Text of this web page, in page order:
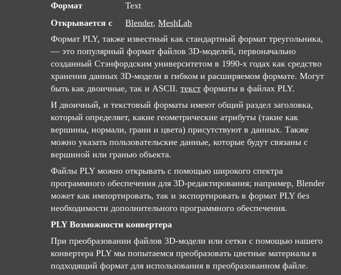
Формат
Text
Открывается с
Blender, MeshLab
Формат PLY, также известный как стандартный формат треугольника,
— это популярный формат файлов 3D-моделей, первоначально
созданный Стэнфордским университетом в 1990-х годах как средство
хранения данных 3D-модели в гибком и расширяемом формате. Могут
быть как двоичные, так и ASCII. текст форматы в файлах PLY.
И двоичный, и текстовый форматы имеют общий раздел заголовка,
который определяет, какие геометрические атрибуты (такие как
вершины, нормали, грани и цвета) присутствуют в данных. Также
можно указать пользовательские данные, которые будут связаны с
вершиной или гранью объекта.
Файлы PLY можно открывать с помощью широкого спектра
программного обеспечения для 3D-редактирования; например, Blender
может как импортировать, так и экспортировать в формат PLY без
необходимости дополнительного программного обеспечения.
PLY Возможности конвертера
При преобразовании файлов 3D-модели или сетки с помощью нашего
конвертера PLY мы попытаемся преобразовать цветные материалы в
подходящий формат для использования в преобразованном файле.